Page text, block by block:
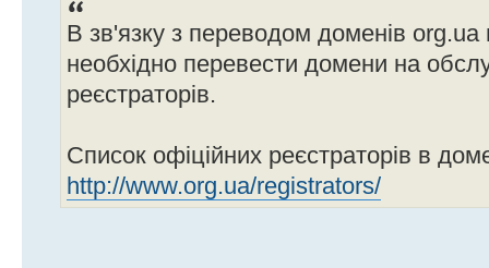
В зв'язку з переводом доменів
необхідно перевести домени на
реєстраторів.
Список офіційних реєстраторів в
http://www.org.ua/registrators/